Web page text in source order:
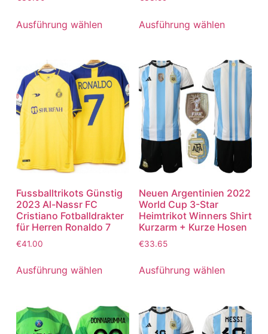
mit
Ausführung wählen
mit
Ausführung wählen
Fussballtrikots Günstig
2023 Al-Nassr FC
Cristiano Fotballdrakter
für Herren Ronaldo 7
€41.00
Ausführung wählen
Neuen Argentinien 2022
World Cup 3-Star
Heimtrikot Winners Shirt
Kurzarm + Kurze Hosen
€33.65
Ausführung wählen